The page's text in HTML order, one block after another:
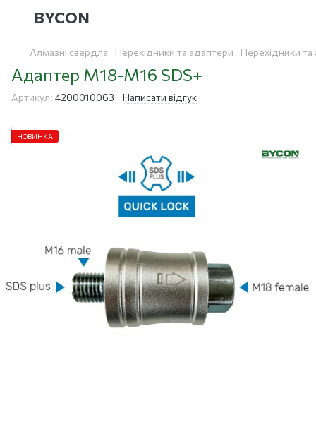
BYCON
Алмазні свердла Перехідники та адаптери Перехідники
Адаптер М18-М16 SDS+
Артикул: 4200010063 Написати відгук
НОВИНКА